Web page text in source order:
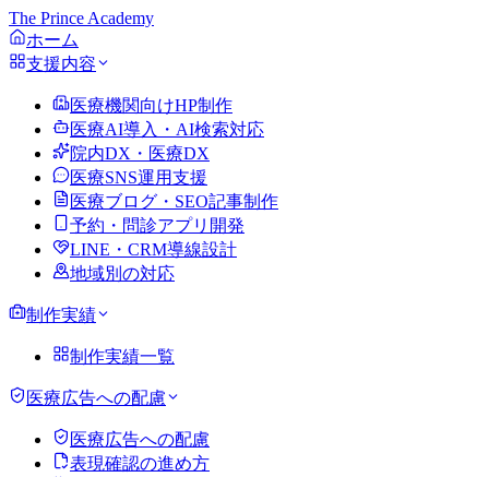
The Prince Academy
ホーム
支援内容
医療機関向けHP制作
医療AI導入・AI検索対応
院内DX・医療DX
医療SNS運用支援
医療ブログ・SEO記事制作
予約・問診アプリ開発
LINE・CRM導線設計
地域別の対応
制作実績
制作実績一覧
医療広告への配慮
医療広告への配慮
表現確認の進め方